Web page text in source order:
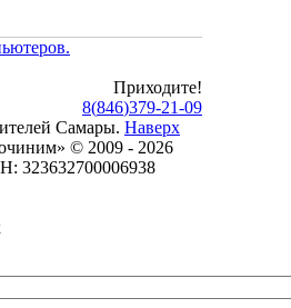
Приходите!
8(846)379-21-09
Самары. Наверх
© 2009 - 2026
323632700006938